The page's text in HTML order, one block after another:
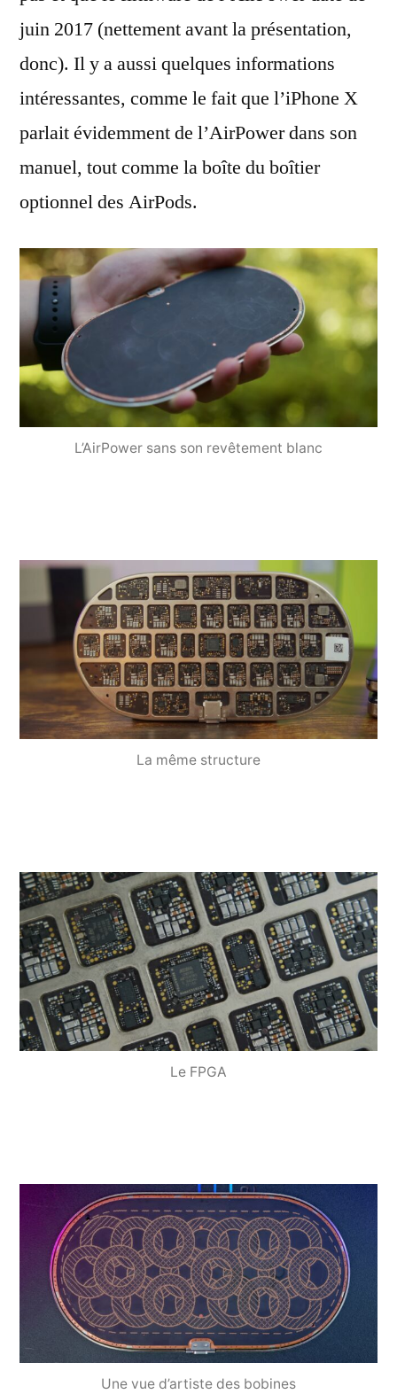
juin 2017 (nettement avant la présentation,
donc). Il y a aussi quelques informations
intéressantes, comme le fait que l’iPhone X
parlait évidemment de l’AirPower dans son
manuel, tout comme la boîte du boîtier
optionnel des AirPods.
L’AirPower sans son revêtement blanc
La même structure
Le FPGA
Une vue d’artiste des bobines